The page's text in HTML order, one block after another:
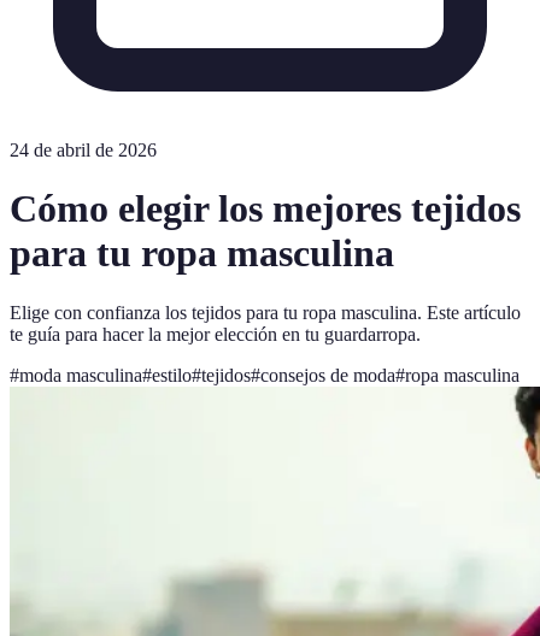
24 de abril de 2026
Cómo elegir los mejores tejidos
para tu ropa masculina
Elige con confianza los tejidos para tu ropa masculina. Este artículo
te guía para hacer la mejor elección en tu guardarropa.
#moda masculina#estilo#tejidos#consejos de moda#ropa masculina